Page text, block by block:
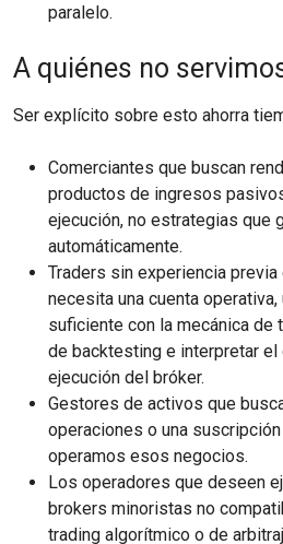
paralelo.
A quiénes no
Ser explícito sobre esto ahorra
Comerciantes que buscan
productos de ingresos
ejecución, no estrategias que
automáticamente.
Traders sin experiencia
necesita una cuenta
suficiente con la mecánica de
de backtesting e interpretar
ejecución del bróker.
Gestores de activos que
operaciones o una
operamos esos negocios.
Los operadores que deseen
brokers minoristas no
trading algorítmico o de